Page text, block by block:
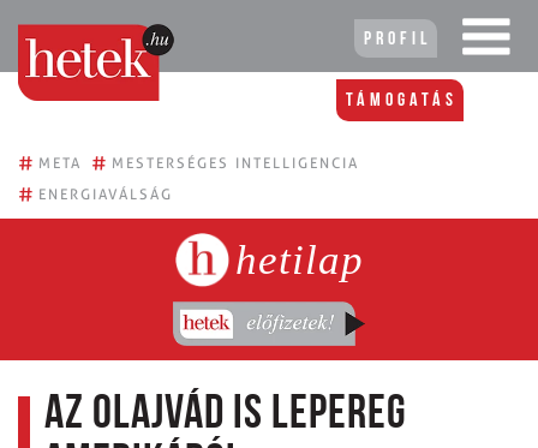
Profil
Támogatás
# META # MESTERSÉGES INTELLIGENCIA
# ENERGIAVÁLSÁG
hetilap
Az olajvád is lepereg